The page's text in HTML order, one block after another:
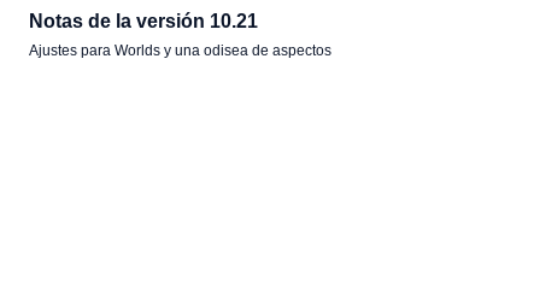
Notas de la versión 10.21
Ajustes para Worlds y una odisea de aspectos